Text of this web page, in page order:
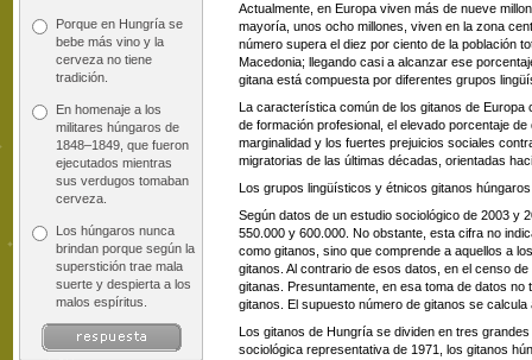
Porque en Hungría se
bebe más vino y la
cerveza no tiene
tradición.
En homenaje a los
militares húngaros de
1848–1849, que fueron
ejecutados mientras
sus verdugos tomaban
cerveza.
Los húngaros nunca
brindan porque según la
superstición trae mala
suerte y despierta a los
malos espíritus.
Actualmente, en Europa viven más de nueve
mayoría, unos ocho millones, viven en la zona
número supera el diez por ciento de la población
Macedonia; llegando casi a alcanzar ese
gitana está compuesta por diferentes grupos
La característica común de los gitanos de Europa
de formación profesional, el elevado porcentaje
marginalidad y los fuertes prejuicios sociales
migratorias de las últimas décadas, orientadas
Los grupos lingüísticos y étnicos gitanos húngaros
Según datos de un estudio sociológico de 2003 y
550.000 y 600.000. No obstante, esta cifra no
como gitanos, sino que comprende a aquellos a
gitanos. Al contrario de esos datos, en el censo
gitanas. Presuntamente, en esa toma de datos
gitanos. El supuesto número de gitanos se
Los gitanos de Hungría se dividen en tres
sociológica representativa de 1971, los gitanos